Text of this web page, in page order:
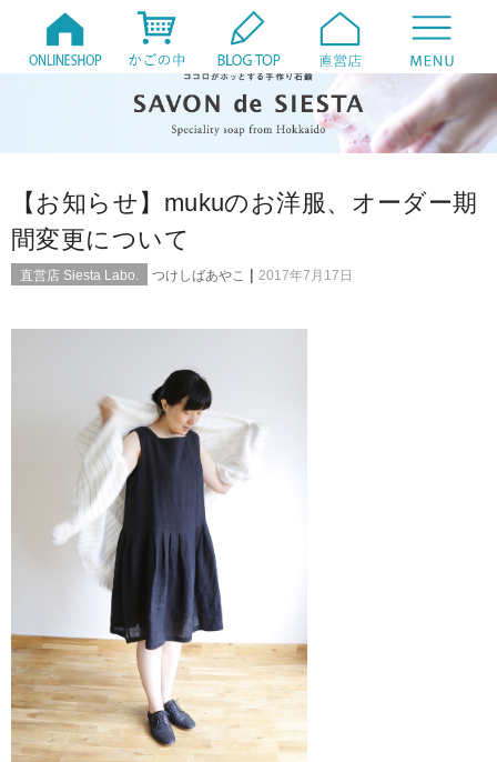
【お知らせ】mukuのお洋服、オーダー期
間変更について
直営店 Siesta Labo. つけしばあやこ | 2017年7月17日